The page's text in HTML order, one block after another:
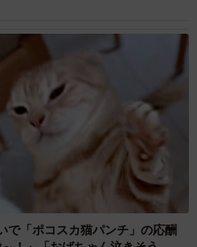
で「ポコスカ猫パンチ」の応酬